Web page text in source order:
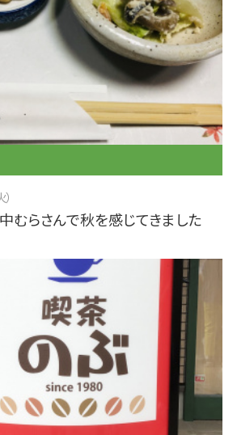
むらさんで秋を感じてきました